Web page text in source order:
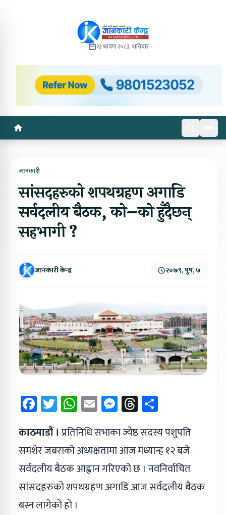
२३ श्रावण २०८३, शनिबार
जानकारी
सांसदहरुको शपथग्रहण अगाडि
सर्वदलीय बैठक, को–को हुँदैछन्
सहभागी ?
जानकारी केन्द्र २०७९, पुष, ७
Facebook
Twitter
WhatsApp
EmailMessenger
Threads
काठमाडौं । प्रतिनिधि सभाका ज्येष्ठ सदस्य पशुपति
समशेर जबराको अध्यक्षतामा आज मध्यान्ह १२ बजे
सर्वदलीय बैठक आह्वान गरिएको छ । नवनिर्वाचित
सांसदहरुको शपथग्रहण अगाडि आज सर्वदलीय बैठक
बस्न लागेको हो ।